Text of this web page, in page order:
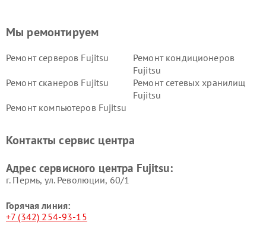
Мы ремонтируем
Ремонт серверов Fujitsu
Ремонт кондиционеров
Fujitsu
Ремонт сканеров Fujitsu
Ремонт сетевых хранилищ
Fujitsu
Ремонт компьютеров Fujitsu
Контакты сервис центра
Адрес сервисного центра Fujitsu:
г. Пермь, ул. ​Революции, 60/1
Горячая линия:
+7 (342) 254-93-15